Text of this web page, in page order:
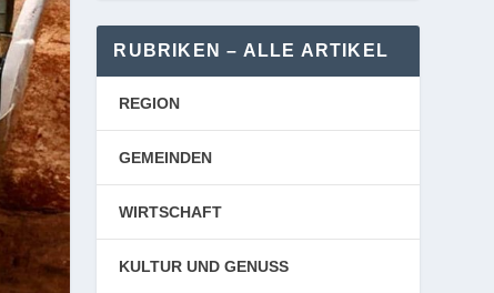
RUBRIKEN – ALLE ARTIKEL
REGION
GEMEINDEN
WIRTSCHAFT
KULTUR UND GENUSS